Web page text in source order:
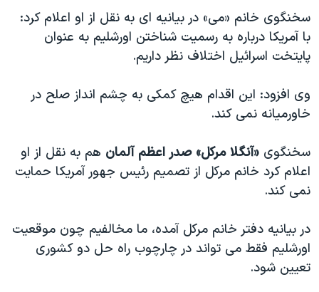
سخنگوی خانم «می» در بیانیه ای به نقل از او اعلام کرد:
با آمریکا درباره به رسمیت شناختن اورشلیم به عنوان
پایتخت اسرائیل اختلاف نظر داریم.
وی افزود: این اقدام هیچ کمکی به چشم انداز صلح در
خاورمیانه نمی کند.
سخنگوی «آنگلا مرکل» صدر اعظم آلمان هم به نقل از او
اعلام کرد خانم مرکل از تصمیم رئیس جهور آمریکا حمایت
نمی کند.
در بیانیه دفتر خانم مرکل آمده، ما مخالفیم چون موقعیت
اورشلیم فقط می تواند در چارچوب راه حل دو کشوری
تعیین شود.